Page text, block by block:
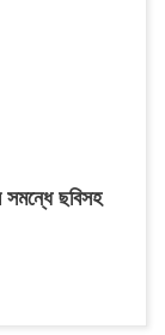
সমন্ধে ছবিসহ